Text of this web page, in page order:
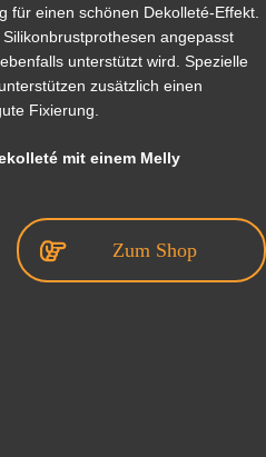
für einen schönen Dekolleté-Effekt.
angepasst
unterstützt wird. Spezielle
zusätzlich einen
Fixierung.
mit einem Melly
Zum Shop